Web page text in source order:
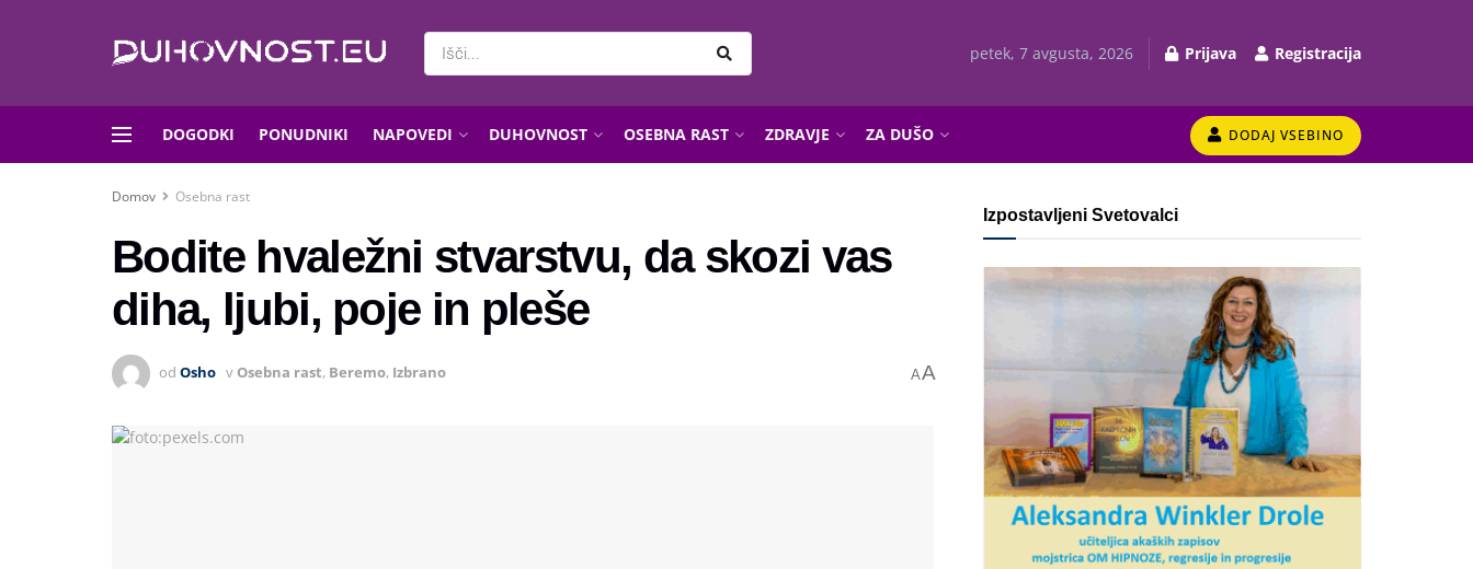
petek, 7 avgusta, 2026 Prijava Registracija
DOGODKI PONUDNIKI NAPOVEDI DUHOVNOST OSEBNA RAST ZDRAVJE ZA DUŠO DODAJ VSEBINO
Domov Osebna rast
Bodite hvaležni stvarstvu, da skozi vas
diha, ljubi, poje in pleše
od Osho v Osebna rast, Beremo, Izbrano AA
Izpostavljeni Svetovalci